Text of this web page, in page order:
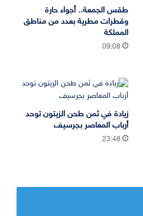
طقس الجمعة.. أجواء حارة
وقطرات مطرية بعدد من مناطق
المملكة
09:08
زيادة في ثمن طحن الزيتون توحد
أرباب المعاصر بجرسيف
23:48